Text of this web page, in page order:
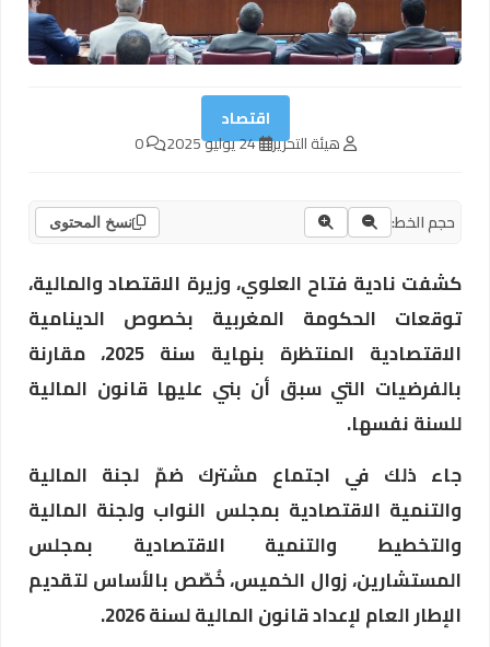
اقتصاد
هيئة التحرير 24 يوليو 2025 0
حجم الخط: نسخ المحتوى
كشفت نادية فتاح العلوي، وزيرة الاقتصاد والمالية،
توقعات الحكومة المغربية بخصوص الدينامية
الاقتصادية المنتظرة بنهاية سنة 2025، مقارنة
بالفرضيات التي سبق أن بني عليها قانون المالية
للسنة نفسها.
جاء ذلك في اجتماع مشترك ضمّ لجنة المالية
والتنمية الاقتصادية بمجلس النواب ولجنة المالية
والتخطيط والتنمية الاقتصادية بمجلس
المستشارين، زوال الخميس، خُصّص بالأساس لتقديم
الإطار العام لإعداد قانون المالية لسنة 2026.